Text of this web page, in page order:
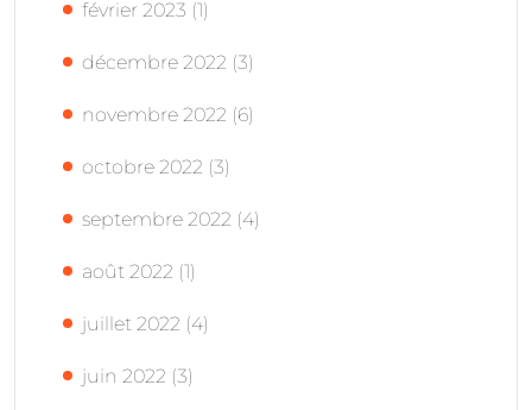
février 2023 (1)
décembre 2022 (3)
novembre 2022 (6)
octobre 2022 (3)
septembre 2022 (4)
août 2022 (1)
juillet 2022 (4)
juin 2022 (3)